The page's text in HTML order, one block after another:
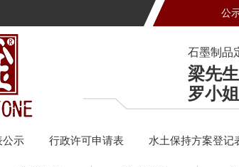
公
石墨制品
梁先
罗小
水土保持方案登记
行政许可申请表
公示